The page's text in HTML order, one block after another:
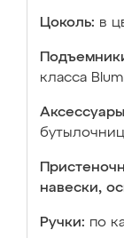
Цоколь: в
класса
навески,
Ручки: по